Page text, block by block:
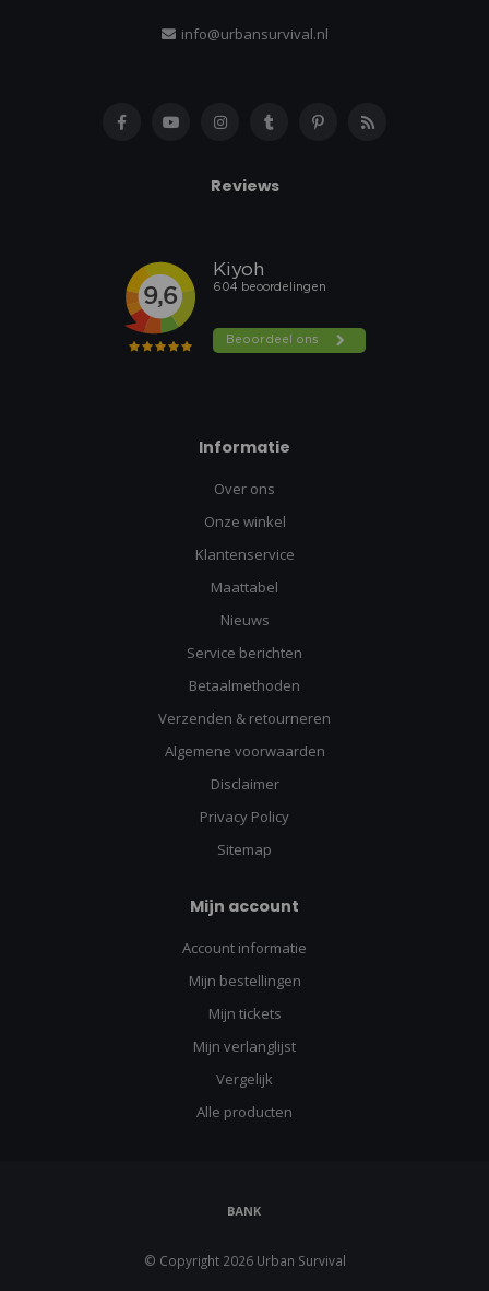
info@urbansurvival.nl
Reviews
Informatie
Over ons
Onze winkel
Klantenservice
Maattabel
Nieuws
Service berichten
Betaalmethoden
Verzenden & retourneren
Algemene voorwaarden
Disclaimer
Privacy Policy
Sitemap
Mijn account
Account informatie
Mijn bestellingen
Mijn tickets
Mijn verlanglijst
Vergelijk
Alle producten
© Copyright 2026 Urban Survival